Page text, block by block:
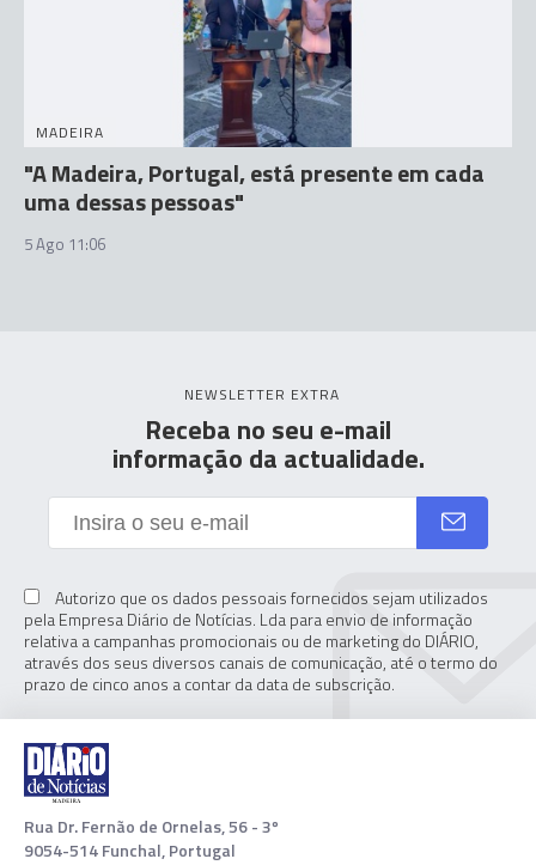
MADEIRA
"A Madeira, Portugal, está presente em cada
uma dessas pessoas"
5 Ago 11:06
NEWSLETTER EXTRA
Receba no seu e-mail
informação da actualidade.
Autorizo que os dados pessoais fornecidos sejam utilizados
pela Empresa Diário de Notícias. Lda para envio de informação
relativa a campanhas promocionais ou de marketing do DIÁRIO,
através dos seus diversos canais de comunicação, até o termo do
prazo de cinco anos a contar da data de subscrição.
Rua Dr. Fernão de Ornelas, 56 - 3º
9054-514 Funchal, Portugal